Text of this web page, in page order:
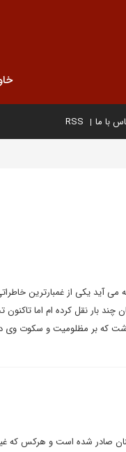
با ما RSS
می آید یکی از غمبارترین
بار نقل کرده ام اما تاکنون
داشت که بر مظلومیت و سکوت وی
صادر شده است و هرکس که